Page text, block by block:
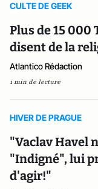
CULTE DE GEEK
Plus de 15 000
disent de la
Atlantico Rédaction
1 min de lecture
HIVER DE PRAGUE
"Vaclav Havel
"Indigné", lui
d'agir!"